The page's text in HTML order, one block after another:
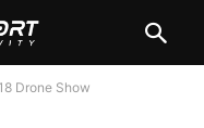
Drone Show